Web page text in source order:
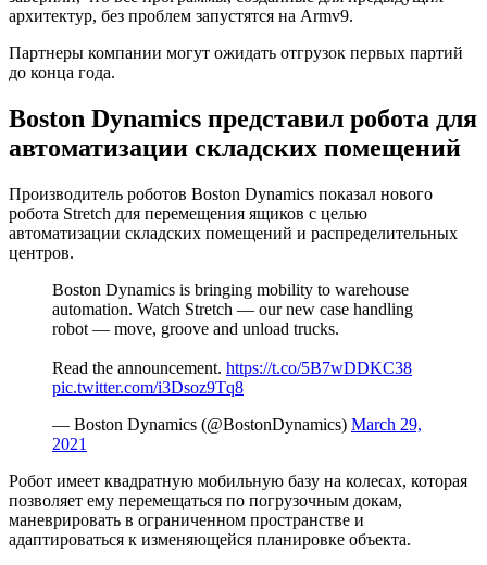
архитектур, без проблем запустятся на Armv9.
Партнеры компании могут ожидать отгрузок первых партий
до конца года.
Boston Dynamics представил робота для
автоматизации складских помещений
Производитель роботов Boston Dynamics показал нового
робота Stretch для перемещения ящиков с целью
автоматизации складских помещений и распределительных
центров.
Boston Dynamics is bringing mobility to warehouse
automation. Watch Stretch — our new case handling
robot — move, groove and unload trucks.
Read the announcement. https://t.co/5B7wDDKC38
pic.twitter.com/i3Dsoz9Tq8
— Boston Dynamics (@BostonDynamics) March 29,
2021
Робот имеет квадратную мобильную базу на колесах, которая
позволяет ему перемещаться по погрузочным докам,
маневрировать в ограниченном пространстве и
адаптироваться к изменяющейся планировке объекта.